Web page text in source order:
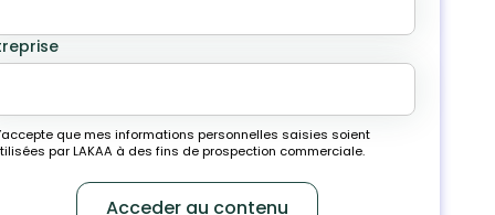
que mes informations personnelles saisies soient
par LAKAA à des fins de prospection commerciale.